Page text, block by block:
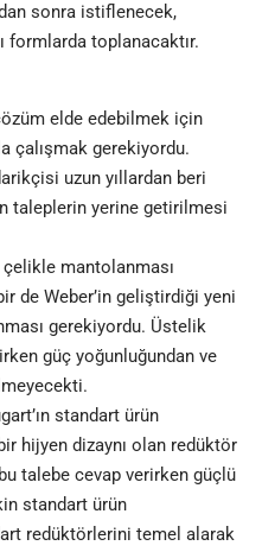
sonra istiflenecek,
formlarda toplanacaktır.
elde edebilmek için
çalışmak gerekiyordu.
uzun yıllardan beri
taleplerin yerine getirilmesi
mantolanması
de Weber’in geliştirdiği yeni
gerekiyordu. Üstelik
güç yoğunluğundan ve
standart ürün
hijyen dizaynı olan redüktör
talebe cevap verirken güçlü
standart ürün
redüktörlerini temel alarak